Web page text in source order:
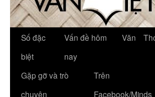
Số đặc
biệt
Vấn đề hôm
nay
Văn
Gặp gỡ và trò
chuyện
Trên
Facebook/Minds